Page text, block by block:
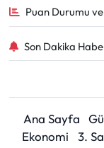
Puan Durumu
Son Dakika
Ana Sayfa
Ekonomi
3.